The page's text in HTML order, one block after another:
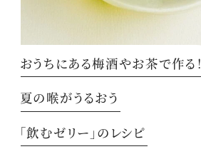
おうちにある梅酒やお茶で作る！
夏の喉がうるおう
「飲むゼリー」のレシピ